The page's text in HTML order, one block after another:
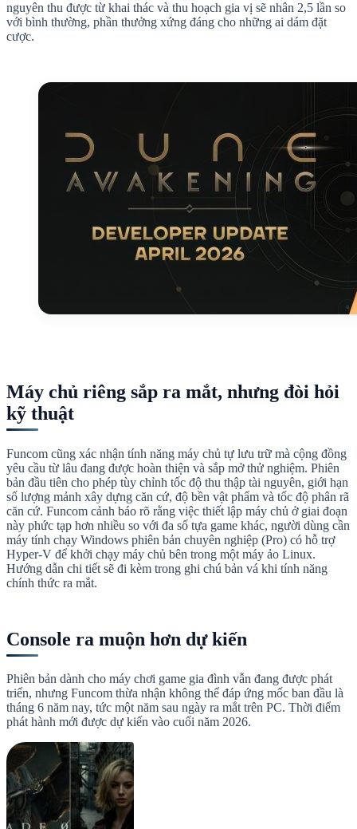
nguyên thu được từ khai thác và thu hoạch gia vị sẽ nhân 2,5 lần so
với bình thường, phần thưởng xứng đáng cho những ai dám đặt
cược.
Máy chủ riêng sắp ra mắt, nhưng đòi hỏi
kỹ thuật
Funcom cũng xác nhận tính năng máy chủ tự lưu trữ mà cộng đồng
yêu cầu từ lâu đang được hoàn thiện và sắp mở thử nghiệm. Phiên
bản đầu tiên cho phép tùy chỉnh tốc độ thu thập tài nguyên, giới hạn
số lượng mảnh xây dựng căn cứ, độ bền vật phẩm và tốc độ phân rã
căn cứ. Funcom cảnh báo rõ rằng việc thiết lập máy chủ ở giai đoạn
này phức tạp hơn nhiều so với đa số tựa game khác, người dùng cần
máy tính chạy Windows phiên bản chuyên nghiệp (Pro) có hỗ trợ
Hyper-V để khởi chạy máy chủ bên trong một máy ảo Linux.
Hướng dẫn chi tiết sẽ đi kèm trong ghi chú bản vá khi tính năng
chính thức ra mắt.
Console ra muộn hơn dự kiến
Phiên bản dành cho máy chơi game gia đình vẫn đang được phát
triển, nhưng Funcom thừa nhận không thể đáp ứng mốc ban đầu là
tháng 6 năm nay, tức một năm sau ngày ra mắt trên PC. Thời điểm
phát hành mới được dự kiến vào cuối năm 2026.